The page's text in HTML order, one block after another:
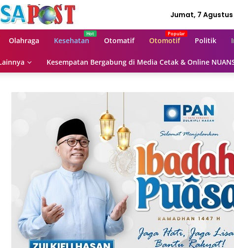
Jumat, 7
Olahraga Kesehatan Otomatif Otomotif Politik
Kesempatan Bergabung di Media Cetak & Online